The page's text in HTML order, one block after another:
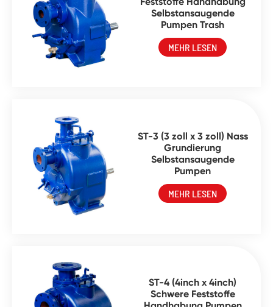
Selbstansaugende
Pumpen Trash
MEHR LESEN
ST-3 (3 zoll x 3 zoll) Nass
Grundierung
Selbstansaugende
Pumpen
MEHR LESEN
ST-4 (4inch x 4inch)
Schwere Feststoffe